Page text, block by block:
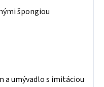
špongiou
a umývadlo s imitáciou